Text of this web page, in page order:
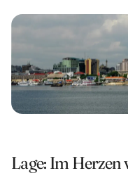
Lage: Im Herzen